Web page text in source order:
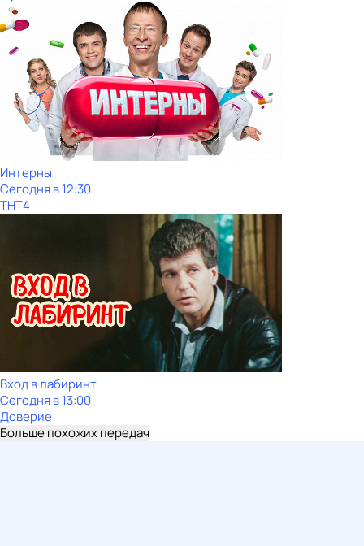
Интерны
Сегодня в 12:30
ТНТ4
Вход в лабиринт
Сегодня в 13:00
Доверие
Больше похожих передач